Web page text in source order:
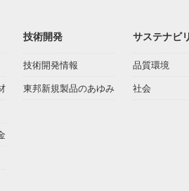
技術開発
技術開発情報
東邦新規製品のあゆみ
サステナビ
品質環境
社会